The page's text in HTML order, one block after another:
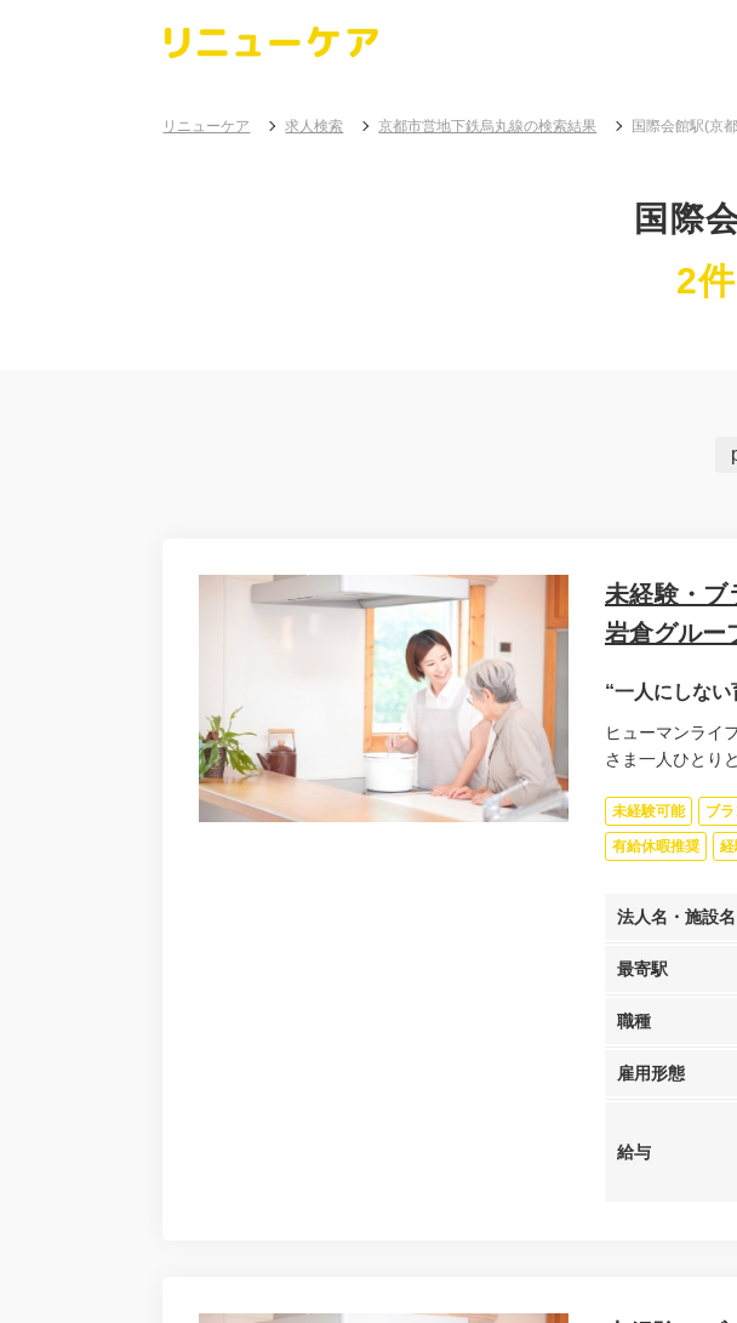
リニューケア 求人検索 京都市営地下鉄烏丸線の検索結果 国際会館駅(京
国際
2件
未経験・
岩倉グルー
“一人にしな
ヒューマンライ
さま一人ひとり
未経験可能 ブ
有給休暇推奨
法人名・施設名
最寄駅
職種
雇用形態
給与